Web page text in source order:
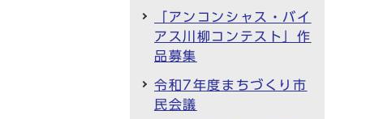
「アンコンシャス・バイ
アス川柳コンテスト」作
品募集
令和7年度まちづくり市
民会議